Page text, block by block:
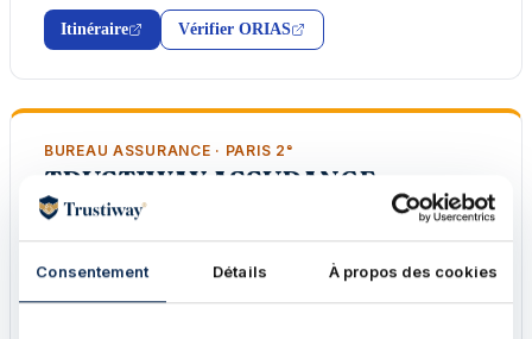
Consentement Détails À propos des cookies
Itinéraire Vérifier ORIAS
BUREAU ASSURANCE · PARIS 2ᵉ
TRUSTIWAY ASSURANCE
ORIAS n° 20 003 367 · IAS · COA
ADRESSE
10 rue de la Paix